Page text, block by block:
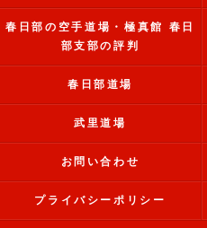
春日部の空手道場・極真館 春日
部支部の評判
春日部道場
武里道場
お問い合わせ
プライバシーポリシー